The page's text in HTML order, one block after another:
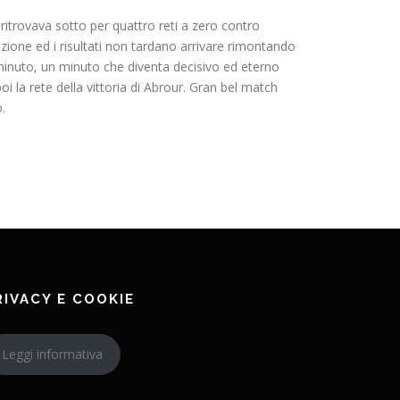
sotto per quattro reti a zero contro
ed i risultati non tardano arrivare rimontando
un minuto che diventa decisivo ed eterno
la rete della vittoria di Abrour. Gran bel match
E COOKIE
Leggi informativa